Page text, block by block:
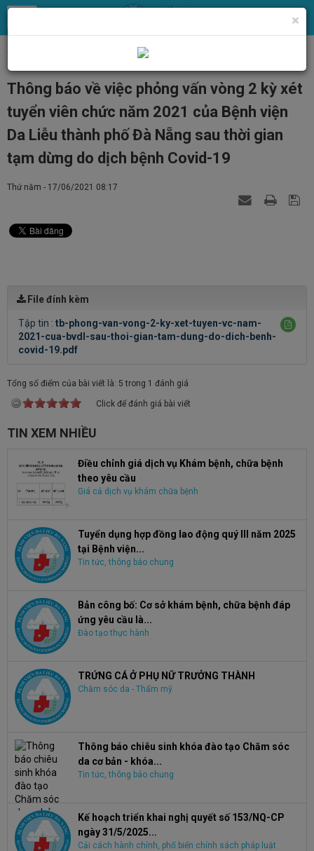
Tin tức, thông báo chung
Thông báo về việc phỏng vấn vòng 2 kỳ xét
tuyển viên chức năm 2021 của Bệnh viện
Da Liễu thành phố Đà Nẵng sau thời gian
tạm dừng do dịch bệnh Covid-19
Thứ năm - 17/06/2021 08:17
File đính kèm
Tập tin : tb-phong-van-vong-2-ky-xet-tuyen-vc-nam-
2021-cua-bvdl-sau-thoi-gian-tam-dung-do-dich-benh-
covid-19.pdf
Tổng số điểm của bài viết là: 5 trong 1 đánh giá
Click để đánh giá bài viết
TIN XEM NHIỀU
Điều chỉnh giá dịch vụ Khám bệnh, chữa bệnh
theo yêu cầu
Giá cả dịch vụ khám chữa bệnh
Tuyển dụng hợp đồng lao động quý III năm 2025
tại Bệnh viện...
Tin tức, thông báo chung
Bản công bố: Cơ sở khám bệnh, chữa bệnh đáp
ứng yêu cầu là...
Đào tạo thực hành
TRỨNG CÁ Ở PHỤ NỮ TRƯỞNG THÀNH
Chăm sóc da - Thẩm mỹ
Thông báo chiêu sinh khóa đào tạo Chăm sóc
da cơ bản - khóa...
Tin tức, thông báo chung
Kế hoạch triển khai nghị quyết số 153/NQ-CP
ngày 31/5/2025...
Cải cách hành chính, phổ biến chính sách pháp luật
×